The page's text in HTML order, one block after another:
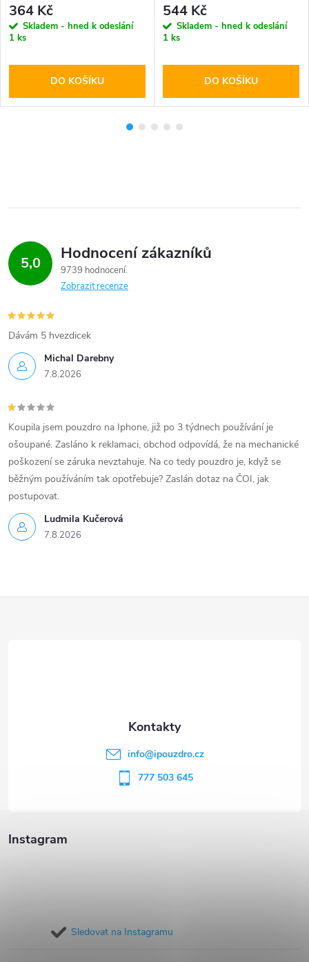
Black
364 Kč
Skladem - hned k odeslání
1 ks
DO KOŠÍKU
Black/Orange
544 Kč
Skladem - hned k odeslání
1 ks
DO KOŠÍKU
5,0 Hodnocení zákazníků
9739 hodnocení
Zobrazit recenze
Michal Darebny
7.8.2026
Dávám 5 hvezdicek
Ludmila Kučerová
7.8.2026
Koupila jsem pouzdro na Iphone, již po 3 týdnech používání je
ošoupané. Zasláno k reklamaci, obchod odpovídá, že na mechanické
poškození se záruka nevztahuje. Na co tedy pouzdro je, když se
běžným používáním tak opotřebuje? Zaslán dotaz na ČOI, jak
postupovat.
Instagram
Sledovat na Instagramu
info@ipouzdro.cz
777 503 645